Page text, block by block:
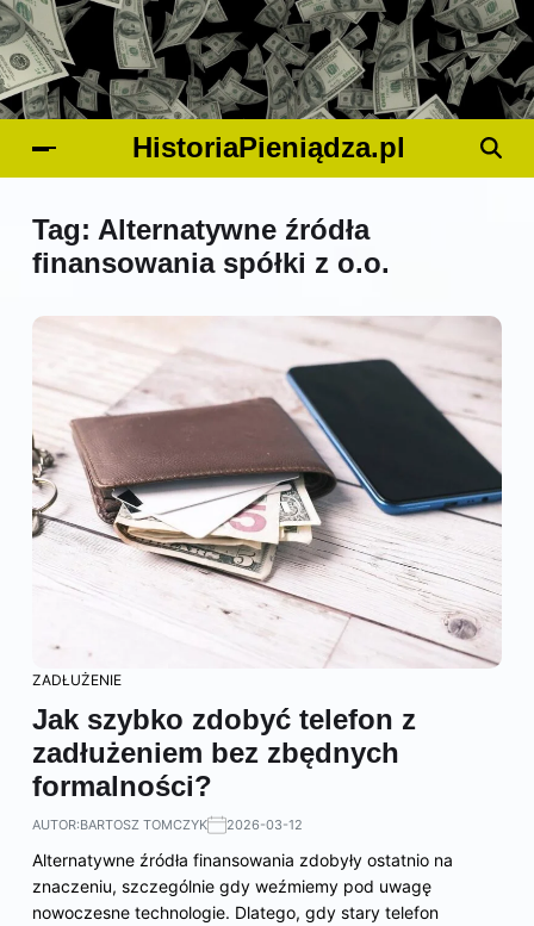
HistoriaPieniądza.pl
Tag: Alternatywne źródła
finansowania spółki z o.o.
ZADŁUŻENIE
Jak szybko zdobyć telefon z
zadłużeniem bez zbędnych
formalności?
AUTOR:BARTOSZ TOMCZYK 2026-03-12
Alternatywne źródła finansowania zdobyły ostatnio na
znaczeniu, szczególnie gdy weźmiemy pod uwagę
nowoczesne technologie. Dlatego, gdy stary telefon